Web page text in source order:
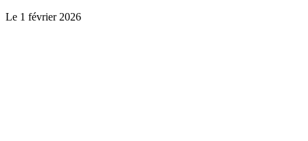
Le 1 février 2026